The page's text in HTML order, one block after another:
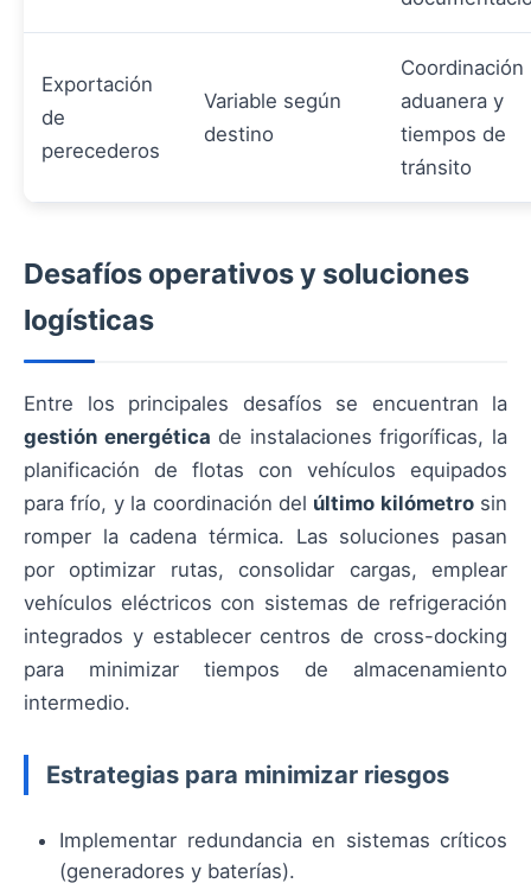
Exportación
de
perecederos
Variable según
destino
Coordinación
aduanera y
tiempos de
tránsito
Desafíos operativos y soluciones
logísticas
Entre los principales desafíos se encuentran la
gestión energética de instalaciones frigoríficas, la
planificación de flotas con vehículos equipados
para frío, y la coordinación del último kilómetrosin
romper la cadena térmica. Las soluciones pasan
por optimizar rutas, consolidar cargas, emplear
vehículos eléctricos con sistemas de refrigeración
integrados y establecer centros de cross-docking
para minimizar tiempos de almacenamiento
intermedio.
Estrategias para minimizar riesgos
Implementar redundancia en sistemas críticos
(generadores y baterías).